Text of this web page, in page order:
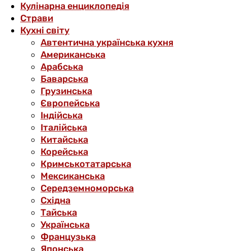
Кулінарна енциклопедія
Страви
Кухні світу
Автентична українська кухня
Американська
Арабська
Баварська
Грузинська
Європейська
Індійська
Італійська
Китайська
Корейська
Кримськотатарська
Мексиканська
Середземноморська
Східна
Тайська
Українська
Французька